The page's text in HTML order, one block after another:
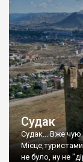
Судак
Судак... Вже чую
не було, ну не